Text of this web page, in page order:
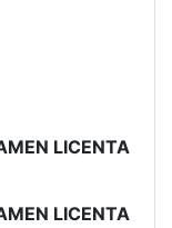
LICENTA
LICENTA